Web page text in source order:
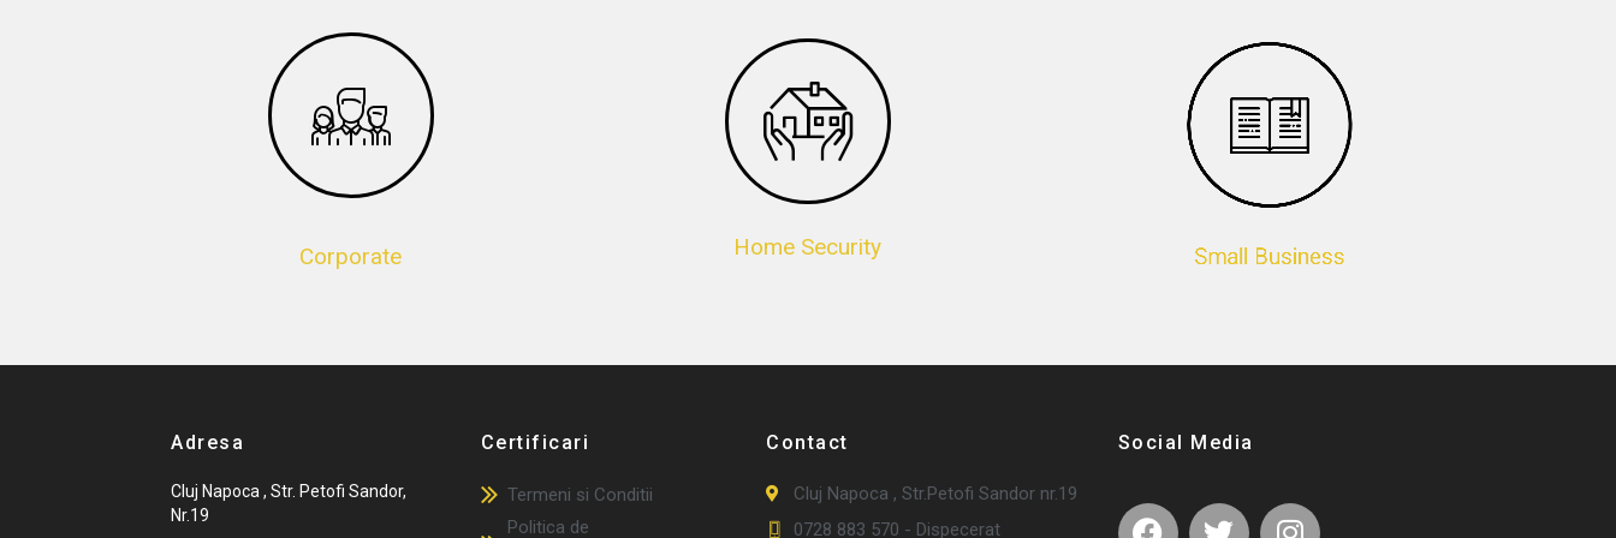
Corporate Home Security Small Business
Adresa
Cluj Napoca , Str. Petofi Sandor,
Nr.19
Certificari
Termeni si Conditii
Politica de
Contact
Cluj Napoca , Str.Petofi Sandor nr.19
0728 883 570 - Dispecerat
Social Media